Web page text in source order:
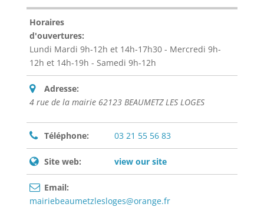
Horaires
d'ouvertures:
Lundi Mardi 9h-12h et 14h-17h30 - Mercredi 9h-
12h et 14h-19h - Samedi 9h-12h
Adresse:
4 rue de la mairie 62123 BEAUMETZ LES LOGES
Téléphone: 03 21 55 56 83
Site web: view our site
Email:
mairiebeaumetzlesloges@orange.fr